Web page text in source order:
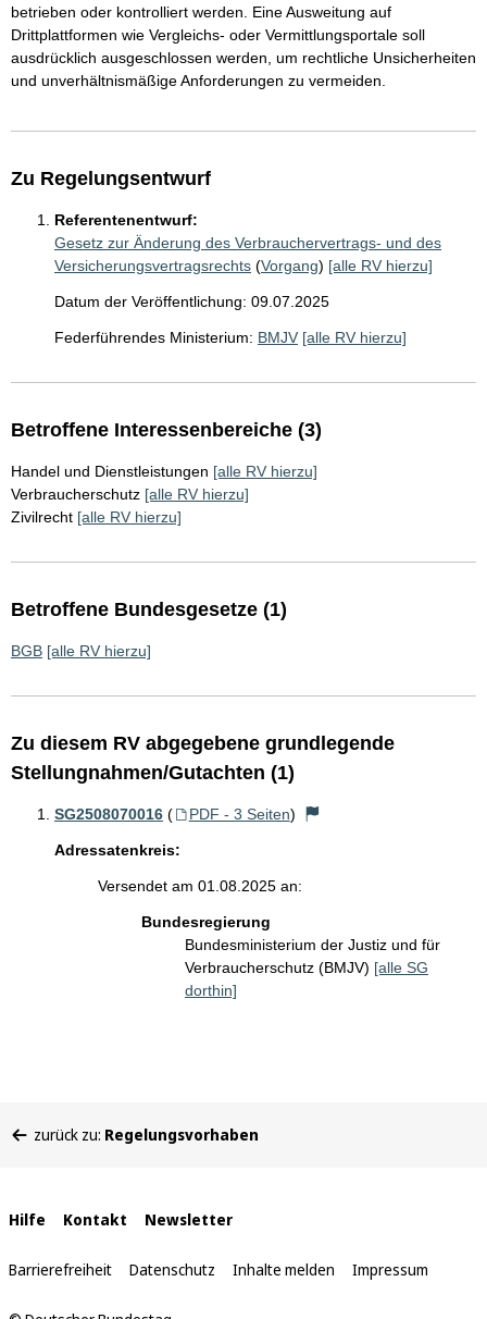
betrieben oder kontrolliert werden. Eine Ausweitung auf
Drittplattformen wie Vergleichs- oder Vermittlungsportale soll
ausdrücklich ausgeschlossen werden, um rechtliche Unsicherheiten
und unverhältnismäßige Anforderungen zu vermeiden.
Zu Regelungsentwurf
Referentenentwurf:
Gesetz zur Änderung des Verbrauchervertrags- und des
Versicherungsvertragsrechts (Vorgang) [alle RV hierzu]
Datum der Veröffentlichung: 09.07.2025
Federführendes Ministerium: BMJV [alle RV hierzu]
Betroffene Interessenbereiche (3)
Handel und Dienstleistungen [alle RV hierzu]
Verbraucherschutz [alle RV hierzu]
Zivilrecht [alle RV hierzu]
Betroffene Bundesgesetze (1)
BGB [alle RV hierzu]
Zu diesem RV abgegebene grundlegende
Stellungnahmen/Gutachten (1)
SG2508070016 ( PDF - 3 Seiten)
Adressatenkreis:
Versendet am 01.08.2025 an:
Bundesregierung
Bundesministerium der Justiz und für
Verbraucherschutz (BMJV) [alle SG
dorthin]
befinden
zurück zu: Regelungsvorhaben
Interne
Links
Hilfe Kontakt Newsletter
Barrierefreiheit Datenschutz Inhalte melden Impressum